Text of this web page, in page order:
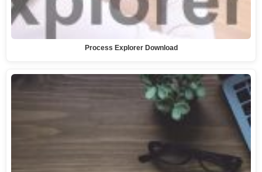
Process Explorer Download